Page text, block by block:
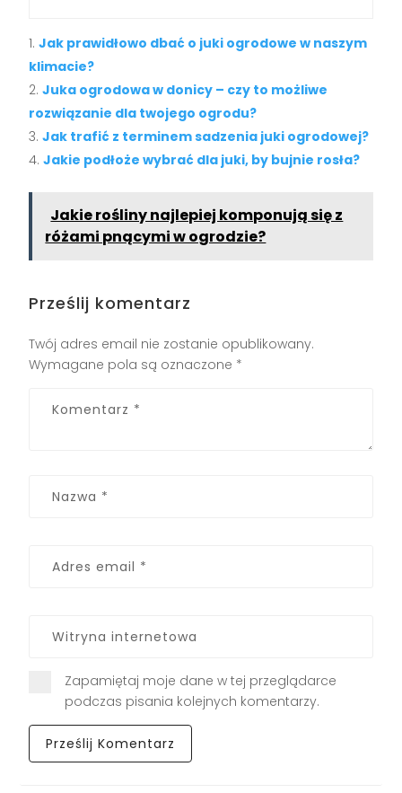
Jak prawidłowo dbać o juki ogrodowe w naszym
klimacie?
Juka ogrodowa w donicy – czy to możliwe
rozwiązanie dla twojego ogrodu?
Jak trafić z terminem sadzenia juki ogrodowej?
Jakie podłoże wybrać dla juki, by bujnie rosła?
Jakie rośliny najlepiej komponują się z
różami pnącymi w ogrodzie?
Prześlij komentarz
Twój adres email nie zostanie opublikowany.
Wymagane pola są oznaczone *
Zapamiętaj moje dane w tej przeglądarce
podczas pisania kolejnych komentarzy.